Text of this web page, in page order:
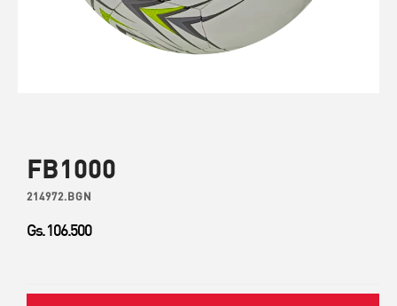
FB1000
214972.BGN
Gs. 106.500